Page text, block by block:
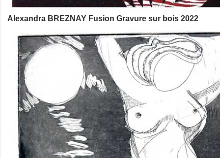
Alexandra BREZNAY Fusion Gravure sur bois 2022